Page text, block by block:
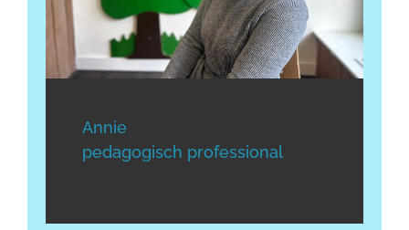
Annie
pedagogisch professional